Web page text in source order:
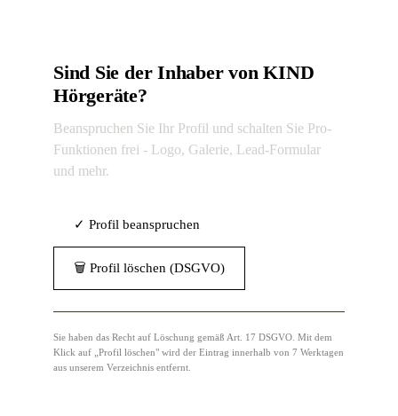
Sind Sie der Inhaber von KIND
Hörgeräte?
Beanspruchen Sie Ihr Profil und schalten Sie Pro-
Funktionen frei - Logo, Galerie, Lead-Formular
und mehr.
✓ Profil beanspruchen
🗑 Profil löschen (DSGVO)
Sie haben das Recht auf Löschung gemäß Art. 17 DSGVO. Mit dem
Klick auf „Profil löschen" wird der Eintrag innerhalb von 7 Werktagen
aus unserem Verzeichnis entfernt.